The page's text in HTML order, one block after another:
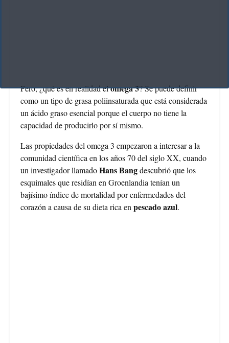
Pero, ¿qué es en realidad elomega 3? Se puede definir
como un tipo de grasa poliinsaturada que está considerada
un ácido graso esencial porque el cuerpo no tiene la
capacidad de producirlo por sí mismo.
Las propiedades del omega 3 empezaron a interesar a la
comunidad científica en los años 70 del siglo XX, cuando
un investigador llamadoHans Bangdescubrió que los
esquimales que residían en Groenlandia tenían un
bajísimo índice de mortalidad por enfermedades del
corazón a causa de su dieta rica enpescado azul.